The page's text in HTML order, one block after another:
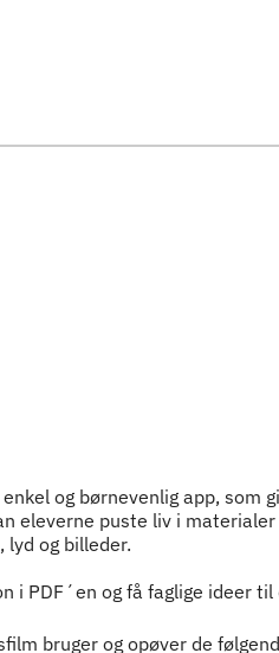
og børnevenlig app, som
eleverne puste liv i
og billeder.
i PDF´en og få faglige ideer til
bruger og opøver de